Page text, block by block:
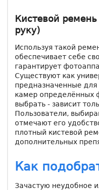
Кистевой
руку)
Используя такой
обеспечивает себе
гарантирует
Существуют как
предназначенные
камер определённых
выбрать - зависит
Пользователи,
отмечают его
плотный кистевой
дополнительных
Как
Зачастую неудобное